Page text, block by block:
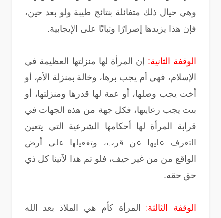
وهي حيال ذلك متفائلة بنتائج طيبة ولو بعد حين،
فإن هذا يزيدها إصرارًا وثباتًا على الإيجابية.
الوقفة الثانية:
إن المرأة لها منزلتها العظيمة في
الإسلام، فهي أم يجب برها، وخالة بمنزلة الأم، أو
أخت يجب وصلها، أو عمة لها قدرها ومنزلتها، أو
بنت يجب رعايتها، فكل جهة من هذه الجهات في
قرابة المرأة لها أحكامها الشرعية التي يتعين
التعرف عليها عن قرب، وتفعيلها على أرض
الواقع من من غير حيف، فلو تم هذا لآتينا كل ذي
حق حقه.
الوقفة الثالثة: المرأة كأم هي الملاذ بعد الله